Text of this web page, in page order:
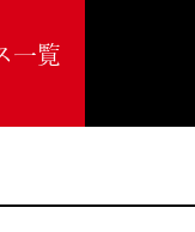
一覧